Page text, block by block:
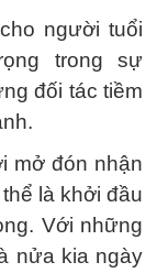
người tuổi
trong sự
đối tác tiềm
mở đón nhận
là khởi đầu
Với những
nửa kia ngày